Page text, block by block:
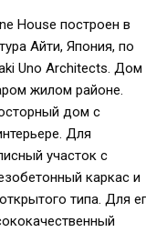
House построен в
Айти, Япония, по
Uno Architects. Дом
жилом районе.
дом с
Для
участок с
каркас и
типа. Для